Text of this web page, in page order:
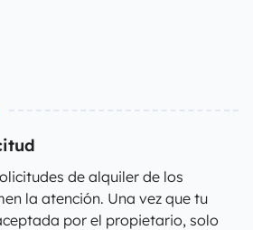
de alquiler de los
la atención. Una vez que tu
por el propietario, solo